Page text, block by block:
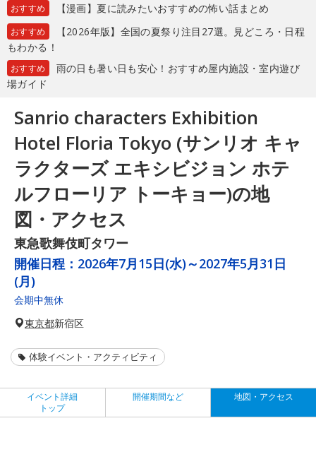
おすすめ 【漫画】夏に読みたいおすすめの怖い話まとめ
おすすめ
【2026年版】全国の夏祭り注目27選。見どころ・日程
もわかる！
おすすめ
雨の日も暑い日も安心！おすすめ屋内施設・室内遊び
場ガイド
Sanrio characters Exhibition
Hotel Floria Tokyo (サンリオ キャ
ラクターズ エキシビジョン ホテ
ルフローリア トーキョー)の地
図・アクセス
東急歌舞伎町タワー
開催日程： 2026年7月15日(水)～2027年5月31日
(月)
会期中無休
東京都新宿区
体験イベント・アクティビティ
イベント詳細
トップ
開催期間など 地図・アクセス